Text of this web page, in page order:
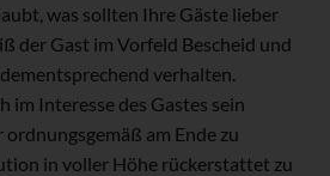
was sollten Ihre Gäste lieber
der Gast im Vorfeld Bescheid und
verhalten.
im Interesse des Gastes sein
am Ende zu
in voller Höhe rückerstattet zu